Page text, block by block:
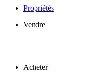
Propriétés
Vendre
Acheter